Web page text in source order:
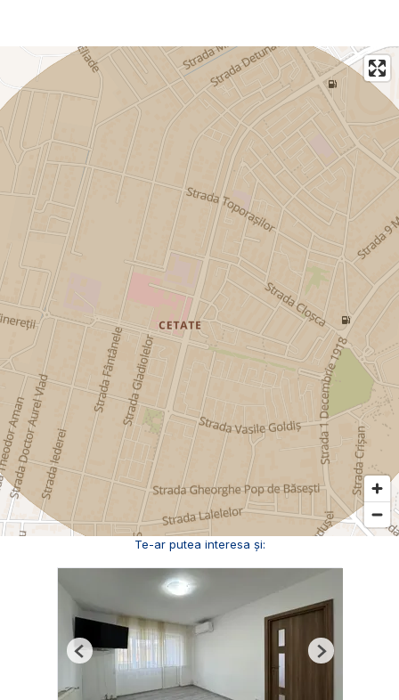
Te-ar putea interesa și:
Previous Next